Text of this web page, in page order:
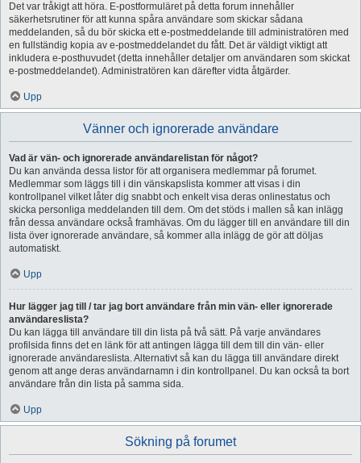
Det var tråkigt att höra. E-postformuläret på detta forum innehåller
säkerhetsrutiner för att kunna spåra användare som skickar sådana
meddelanden, så du bör skicka ett e-postmeddelande till administratören med
en fullständig kopia av e-postmeddelandet du fått. Det är väldigt viktigt att
inkludera e-posthuvudet (detta innehåller detaljer om användaren som skickat
e-postmeddelandet). Administratören kan därefter vidta åtgärder.
Upp
Vänner och ignorerade användare
Vad är vän- och ignorerade användarelistan för något?
Du kan använda dessa listor för att organisera medlemmar på forumet.
Medlemmar som läggs till i din vänskapslista kommer att visas i din
kontrollpanel vilket låter dig snabbt och enkelt visa deras onlinestatus och
skicka personliga meddelanden till dem. Om det stöds i mallen så kan inlägg
från dessa användare också framhävas. Om du lägger till en användare till din
lista över ignorerade användare, så kommer alla inlägg de gör att döljas
automatiskt.
Upp
Hur lägger jag till / tar jag bort användare från min vän- eller ignorerade
användareslista?
Du kan lägga till användare till din lista på två sätt. På varje användares
profilsida finns det en länk för att antingen lägga till dem till din vän- eller
ignorerade användareslista. Alternativt så kan du lägga till användare direkt
genom att ange deras användarnamn i din kontrollpanel. Du kan också ta bort
användare från din lista på samma sida.
Upp
Sökning på forumet